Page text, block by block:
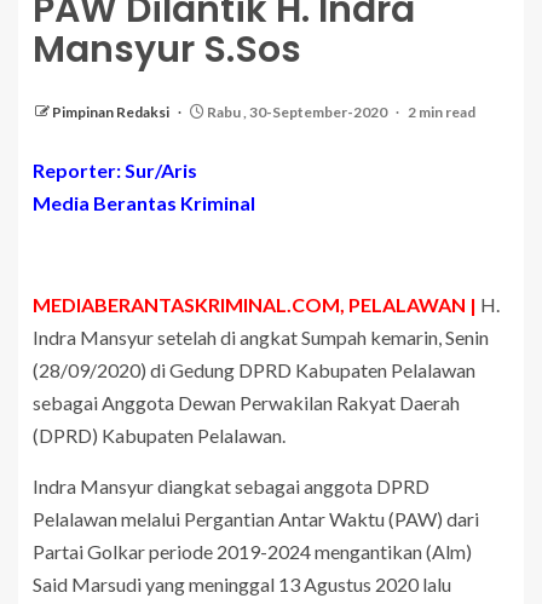
Mansyur S.Sos
Pimpinan Redaksi Rabu , 30-September-2020 2 min read
Reporter: Sur/Aris
Media Berantas Kriminal
MEDIABERANTASKRIMINAL.COM, PELALAWAN | H.
Indra Mansyur setelah di angkat Sumpah kemarin, Senin
(28/09/2020) di Gedung DPRD Kabupaten Pelalawan
sebagai Anggota Dewan Perwakilan Rakyat Daerah
(DPRD) Kabupaten Pelalawan.
Indra Mansyur diangkat sebagai anggota DPRD
Pelalawan melalui Pergantian Antar Waktu (PAW) dari
Partai Golkar periode 2019-2024 mengantikan (Alm)
Said Marsudi yang meninggal 13 Agustus 2020 lalu